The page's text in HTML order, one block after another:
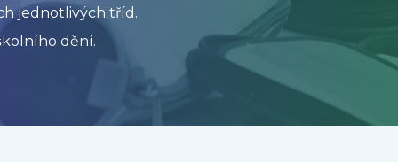
jednotlivých tříd.
dění.